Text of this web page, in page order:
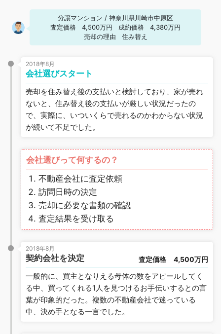
分譲マンション / 神奈川県川崎市中原区
査定価格
4,500万円 成約価格
4,380万円
売却の理由
住み替え
2018年8月
会社選びスタート
売却を住み替え後の支払いと検討しており、家が売れ
ないと、住み替え後の支払いが厳しい状況だったの
で、実際に、いついくらで売れるのかわからない状況
が続いて不足でした。
会社選びって何するの？
不動産会社に査定依頼
訪問日時の決定
売却に必要な書類の確認
査定結果を受け取る
2018年8月
契約会社を決定 査定価格 4,500万円
一般的に、買主となりえる母体の数をアピールしてく
る中、買ってくれる1人を見つけるお手伝いするとの言
葉が印象的だった。複数の不動産会社で迷っている
中、決め手となる一言でした。